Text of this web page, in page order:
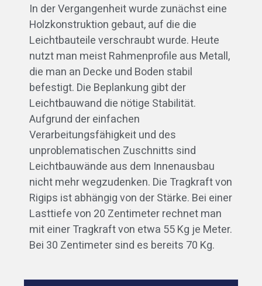
In der Vergangenheit wurde zunächst eine
Holzkonstruktion gebaut, auf die die
Leichtbauteile verschraubt wurde. Heute
nutzt man meist Rahmenprofile aus Metall,
die man an Decke und Boden stabil
befestigt. Die Beplankung gibt der
Leichtbauwand die nötige Stabilität.
Aufgrund der einfachen
Verarbeitungsfähigkeit und des
unproblematischen Zuschnitts sind
Leichtbauwände aus dem Innenausbau
nicht mehr wegzudenken. Die Tragkraft von
Rigips ist abhängig von der Stärke. Bei einer
Lasttiefe von 20 Zentimeter rechnet man
mit einer Tragkraft von etwa 55 Kg je Meter.
Bei 30 Zentimeter sind es bereits 70 Kg.